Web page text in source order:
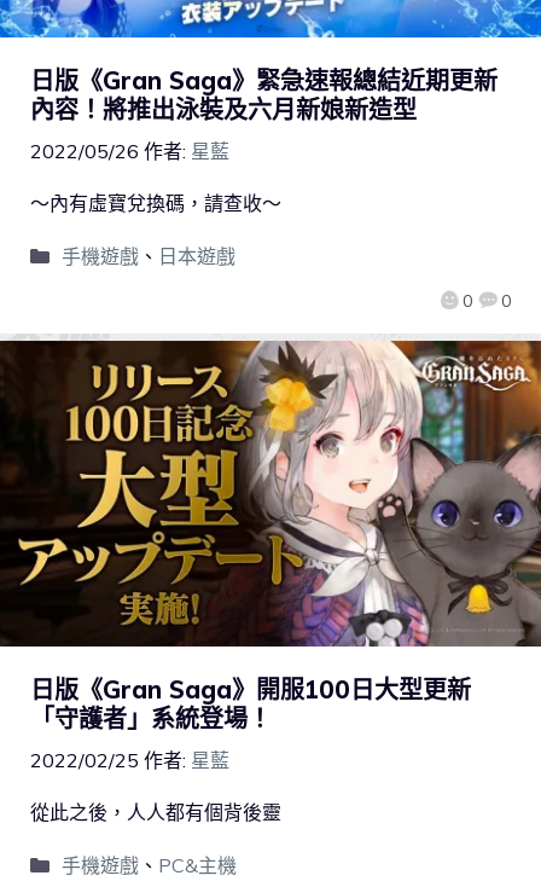
日版《Gran Saga》緊急速報總結近期更新
內容！將推出泳裝及六月新娘新造型
2022/05/26 作者: 星藍
0 0
～內有虛寶兌換碼，請查收～
手機遊戲、 日本遊戲
日版《Gran Saga》開服100日大型更新
「守護者」系統登場！
2022/02/25 作者: 星藍
從此之後，人人都有個背後靈
手機遊戲、 PC&主機